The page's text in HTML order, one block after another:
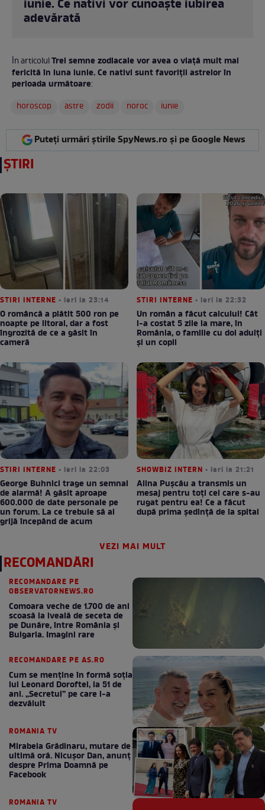
iunie. Ce nativi vor cunoaște iubirea
adevărată
În articolulTrei semne zodiacale vor avea o viață mult mai
fericită în luna iunie. Ce nativi sunt favoriții astrelor în
perioada următoare:
horoscop
astre zodii noroc iunie
Puteți urmări știrile SpyNews.ro și pe Google News
ȘTIRI
STIRI INTERNE • ieri la 23:14
O româncă a plătit 500 ron pe
noapte pe litoral, dar a fost
îngrozită de ce a găsit în
cameră
STIRI INTERNE • ieri la 22:32
Un român a făcut calculul! Cât
l-a costat 5 zile la mare, în
România, o familie cu doi adulți
și un copil
STIRI INTERNE • ieri la 22:03
George Buhnici trage un semnal
de alarmă! A găsit aproape
600.000 de date personale pe
un forum. La ce trebuie să ai
grijă începând de acum
SHOWBIZ INTERN • ieri la 21:21
Alina Pușcău a transmis un
mesaj pentru toți cei care s-au
rugat pentru ea! Ce a făcut
după prima ședință de la spital
VEZI MAI MULT
RECOMANDĂRI
RECOMANDARE PE
OBSERVATORNEWS.RO
Comoara veche de 1.700 de ani
scoasă la iveală de seceta de
pe Dunăre, între România şi
Bulgaria. Imagini rare
RECOMANDARE PE AS.RO
Cum se menţine în formă soţia
lui Leonard Doroftei, la 51 de
ani. „Secretul” pe care l-a
dezvăluit
ROMANIA TV
Mirabela Grădinaru, mutare de
ultimă oră. Nicuşor Dan, anunţ
despre Prima Doamnă pe
Facebook
ROMANIA TV